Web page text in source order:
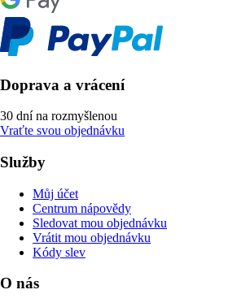
Doprava a vrácení
30 dní na rozmyšlenou
Vraťte svou objednávku
Služby
Můj účet
Centrum nápovědy
Sledovat mou objednávku
Vrátit mou objednávku
Kódy slev
O nás